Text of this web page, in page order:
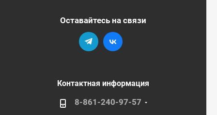
Оставайтесь на связи
Контактная информация
8-861-240-97-57